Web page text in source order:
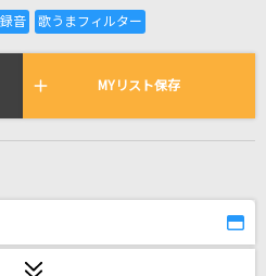
われている曲の一覧
DRAGON 2013 WOR
MYリスト保存